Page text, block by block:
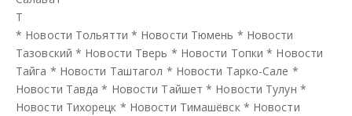
Т
* Новости Тольятти * Новости Тюмень * Новости
Тазовский * Новости Тверь * Новости Топки * Новости
Тайга * Новости Таштагол * Новости Тарко-Сале *
Новости Тавда * Новости Тайшет * Новости Тулун *
Новости Тихорецк * Новости Тимашёвск * Новости